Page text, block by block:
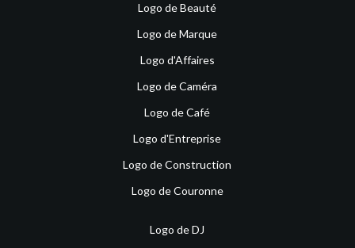
Logo de Beauté
Logo de Marque
Logo d'Affaires
Logo de Caméra
Logo de Café
Logo d'Entreprise
Logo de Construction
Logo de Couronne
Logo de DJ